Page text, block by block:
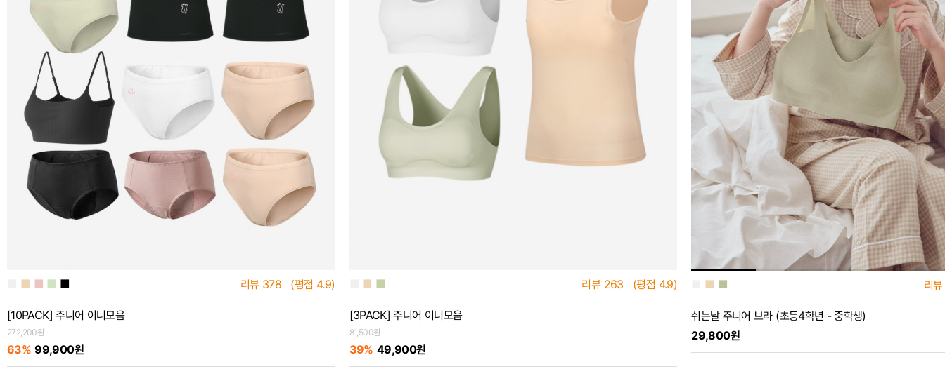
■ ■ ■ ■ 리뷰 378 (평점 4.9)
[10PACK] 주니어 이너모음
272,200원
63% 99,900원
■ ■ 리뷰 263 (평점 4.9)
[3PACK] 주니어 이너모음
81,500원
39% 49,900원
■ ■ 리뷰
쉬는날 주니어 브라 (초등4학년 - 중학생)
29,800원